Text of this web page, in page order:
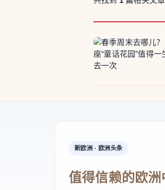
新欧洲 · 欧洲头条
值得信赖的欧洲